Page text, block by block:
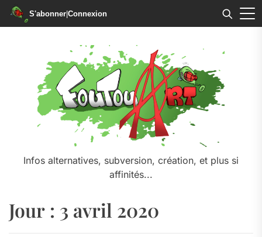
S'abonner|Connexion
Infos alternatives, subversion, création, et plus si
affinités...
Jour : 3 avril 2020